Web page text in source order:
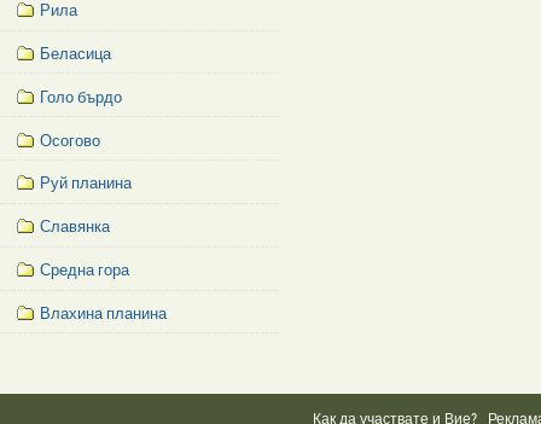
Рила
Беласица
Голо бърдо
Осогово
Руй планина
Славянка
Средна гора
Влахина планина
Box
Как да участвате и Вие?